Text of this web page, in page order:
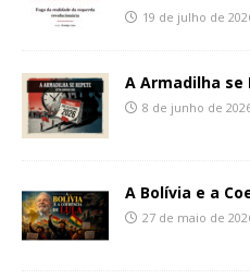
19 de julho de
A Armadilha se
8 de junho de
A Bolívia e a
27 de maio de